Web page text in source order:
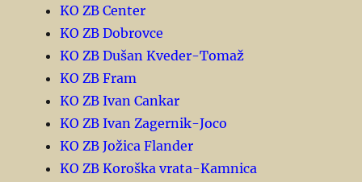
KO ZB Center
KO ZB Dobrovce
KO ZB Dušan Kveder-Tomaž
KO ZB Fram
KO ZB Ivan Cankar
KO ZB Ivan Zagernik-Joco
KO ZB Jožica Flander
KO ZB Koroška vrata-Kamnica